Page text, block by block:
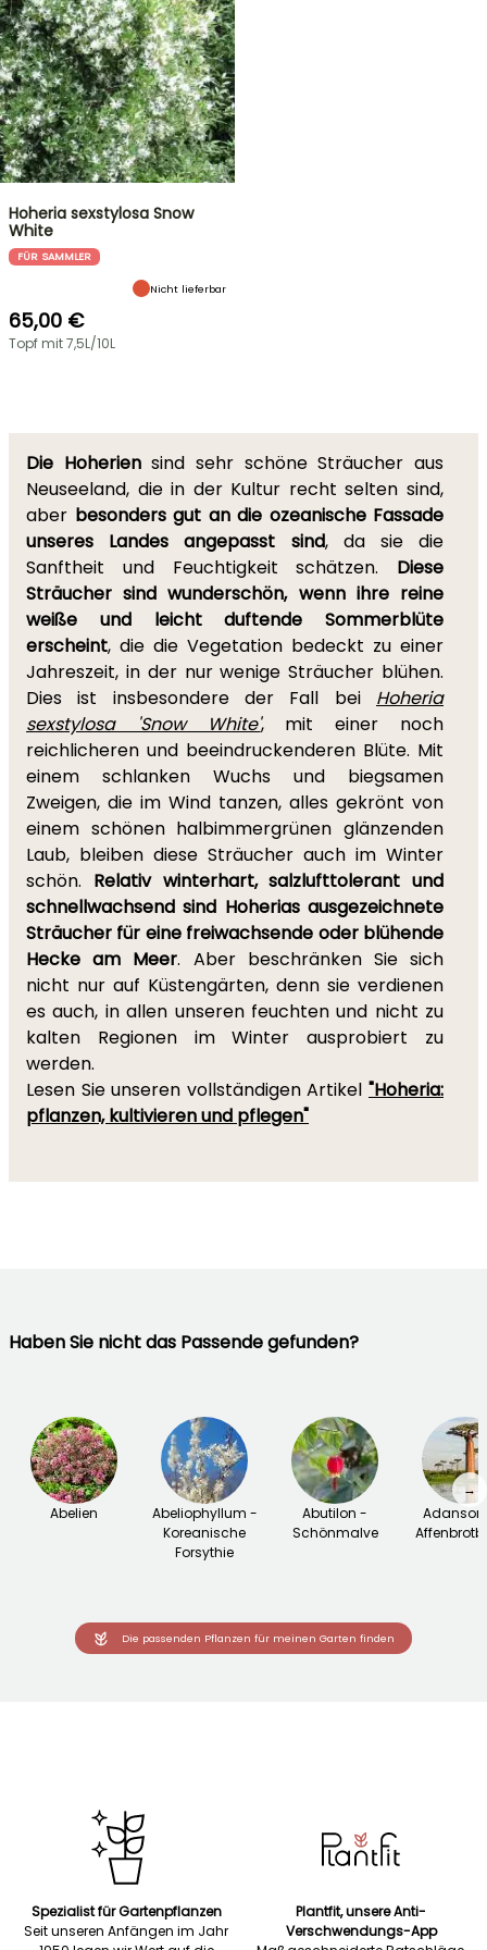
Hoheria sexstylosa Snow
White
FÜR SAMMLER
Nicht lieferbar
65,00 €
Topf mit 7,5L/10L
Die Hoheriensind sehr schöne Sträucher aus
Neuseeland, die in der Kultur recht selten sind,
aber besonders gut an die ozeanische Fassade
unseres Landes angepasst sind, da sie die
Sanftheit und Feuchtigkeit schätzen. Diese
Sträucher sind wunderschön, wenn ihre reine
weiße und leicht duftende Sommerblüte
erscheint, die die Vegetation bedeckt zu einer
Jahreszeit, in der nur wenige Sträucher blühen.
Dies ist insbesondere der Fall bei Hoheria
sexstylosa 'Snow White', mit einer noch
reichlicheren und beeindruckenderen Blüte. Mit
einem schlanken Wuchs und biegsamen
Zweigen, die im Wind tanzen, alles gekrönt von
einem schönen halbimmergrünen glänzenden
Laub, bleiben diese Sträucher auch im Winter
schön. Relativ winterhart, salzlufttolerant und
schnellwachsend sind Hoherias ausgezeichnete
Sträucher für eine freiwachsende oder blühende
Hecke am Meer. Aber beschränken Sie sich
nicht nur auf Küstengärten, denn sie verdienen
es auch, in allen unseren feuchten und nicht zu
kalten Regionen im Winter ausprobiert zu
werden.
Lesen Sie unseren vollständigen Artikel "Hoheria:
pflanzen, kultivieren und pflegen"
Haben Sie nicht das Passende gefunden?
Abelien
Abeliophyllum -
Koreanische
Forsythie
Abutilon -
Schönmalve
→
Die passenden Pflanzen für meinen Garten finden
Spezialist für Gartenpflanzen
Seit unseren Anfängen im Jahr
Plantfit, unsere Anti-
Verschwendungs-App